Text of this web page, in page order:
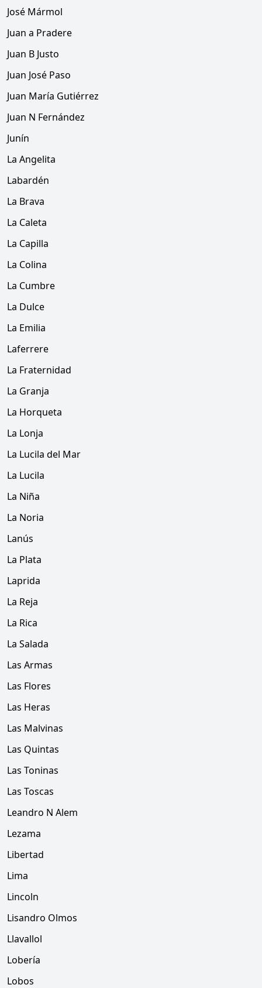
José Mármol
Juan a Pradere
Juan B Justo
Juan José Paso
Juan María Gutiérrez
Juan N Fernández
Junín
La Angelita
Labardén
La Brava
La Caleta
La Capilla
La Colina
La Cumbre
La Dulce
La Emilia
Laferrere
La Fraternidad
La Granja
La Horqueta
La Lonja
La Lucila del Mar
La Lucila
La Niña
La Noria
Lanús
La Plata
Laprida
La Reja
La Rica
La Salada
Las Armas
Las Flores
Las Heras
Las Malvinas
Las Quintas
Las Toninas
Las Toscas
Leandro N Alem
Lezama
Libertad
Lima
Lincoln
Lisandro Olmos
Llavallol
Lobería
Lobos